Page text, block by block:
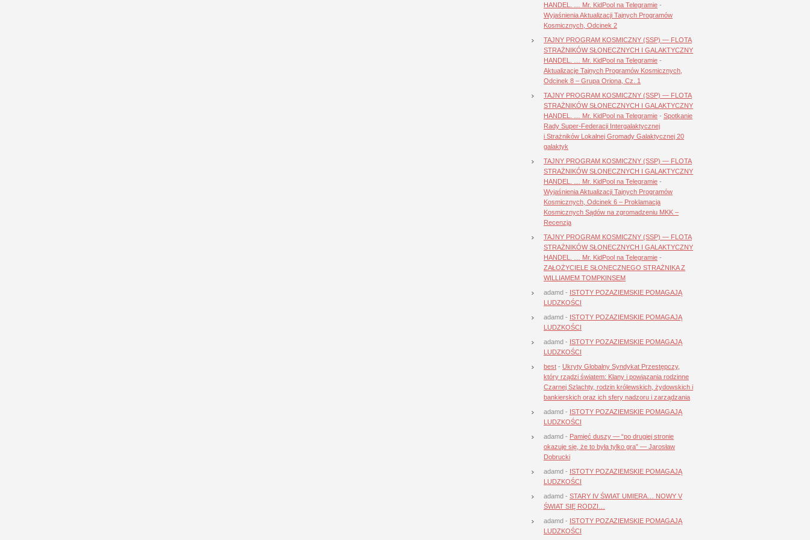
HANDEL. … Mr. KidPool na Telegramie -
Wyjaśnienia Aktualizacji Tajnych Programów
Kosmicznych, Odcinek 2
TAJNY PROGRAM KOSMICZNY (SSP) — FLOTA
STRAŻNIKÓW SŁONECZNYCH I GALAKTYCZNY
HANDEL. … Mr. KidPool na Telegramie -
Aktualizacje Tajnych Programów Kosmicznych,
Odcinek 8 – Grupa Oriona, Cz. 1
TAJNY PROGRAM KOSMICZNY (SSP) — FLOTA
STRAŻNIKÓW SŁONECZNYCH I GALAKTYCZNY
HANDEL. … Mr. KidPool na Telegramie - Spotkanie
Rady Super-Federacji Intergalaktycznej
i Strażników Lokalnej Gromady Galaktycznej 20
galaktyk
TAJNY PROGRAM KOSMICZNY (SSP) — FLOTA
STRAŻNIKÓW SŁONECZNYCH I GALAKTYCZNY
HANDEL. … Mr. KidPool na Telegramie -
Wyjaśnienia Aktualizacji Tajnych Programów
Kosmicznych, Odcinek 6 – Proklamacja
Kosmicznych Sądów na zgromadzeniu MKK –
Recenzja
TAJNY PROGRAM KOSMICZNY (SSP) — FLOTA
STRAŻNIKÓW SŁONECZNYCH I GALAKTYCZNY
HANDEL. … Mr. KidPool na Telegramie -
ZAŁOŻYCIELE SŁONECZNEGO STRAŻNIKA Z
WILLIAMEM TOMPKINSEM
adamd - ISTOTY POZAZIEMSKIE POMAGAJĄ
LUDZKOŚCI
adamd - ISTOTY POZAZIEMSKIE POMAGAJĄ
LUDZKOŚCI
adamd - ISTOTY POZAZIEMSKIE POMAGAJĄ
LUDZKOŚCI
best - Ukryty Globalny Syndykat Przestępczy,
który rządzi światem: Klany i powiązania rodzinne
Czarnej Szlachty, rodzin królewskich, żydowskich i
bankierskich oraz ich sfery nadzoru i zarządzania
adamd - ISTOTY POZAZIEMSKIE POMAGAJĄ
LUDZKOŚCI
adamd - Pamięć duszy — “po drugiej stronie
okazuje się, że to była tylko gra” — Jarosław
Dobrucki
adamd - ISTOTY POZAZIEMSKIE POMAGAJĄ
LUDZKOŚCI
adamd - STARY IV ŚWIAT UMIERA… NOWY V
ŚWIAT SIĘ RODZI…
adamd - ISTOTY POZAZIEMSKIE POMAGAJĄ
LUDZKOŚCI